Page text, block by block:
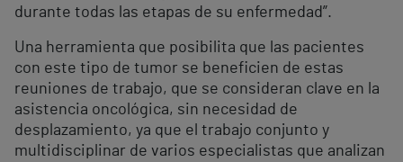
durante todas las etapas de su enfermedad”.
Una herramienta que posibilita que las pacientes
con este tipo de tumor se beneficien de estas
reuniones de trabajo, que se consideran clave en la
asistencia oncológica, sin necesidad de
desplazamiento, ya que el trabajo conjunto y
multidisciplinar de varios especialistas que analizan